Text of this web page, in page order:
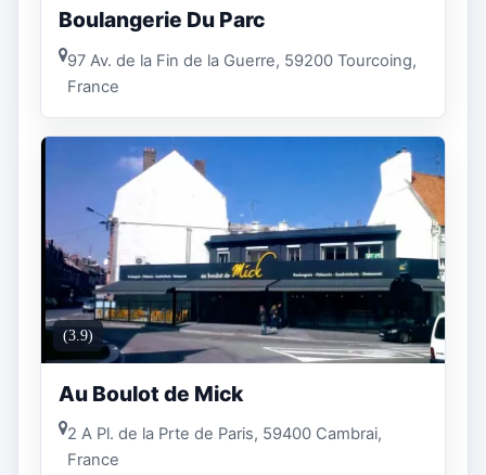
Boulangerie Du Parc
97 Av. de la Fin de la Guerre, 59200 Tourcoing,
France
(3.9)
Au Boulot de Mick
2 A Pl. de la Prte de Paris, 59400 Cambrai,
France